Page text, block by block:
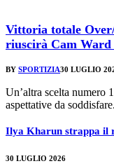
Vittoria totale
riuscirà Cam Ward
BY SPORTIZIA30 LUGLIO
Un’altra scelta numero
aspettative da
Ilya Kharun strappa il
30 LUGLIO 2026